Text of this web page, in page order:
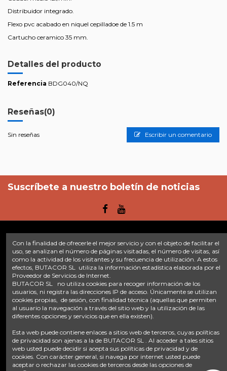
Distribuidor integrado.
Flexo pvc acabado en niquel cepilladoe de 1.5 m
Cartucho ceramico 35 mm.
Detalles del producto
Referencia BDG040/NQ
Reseñas(0)
Sin reseñas Escribir un comentario
Suscríbete a nuestro boletín de noticias
Enlaces
Inicio Sobre nosotros Contacte con nosotros
Aviso legal
Política de privacidad
Tratamiento de datos
Términos y condiciones
Plazos de envío
Contáctanos
638 28 57 85
info@fontacor.com
Con la finalidad de ofrecerle el mejor servicio y con el objeto de facilitar el
uso, se analizan el número de páginas visitadas, el número de visitas, así
como la actividad de los visitantes y su frecuencia de utilización. A estos
efectos, BUTACOR SL utiliza la información estadística elaborada por el
Proveedor de Servicios de Internet.
BUTACOR SL no utiliza cookies para recoger información de los
usuarios, ni registra las direcciones IP de acceso. Únicamente se utilizan
cookies propias, de sesión, con finalidad técnica (aquellas que permiten
al usuario la navegación a través del sitio web y la utilización de las
diferentes opciones y servicios que en ella existen).
Esta web puede contiene enlaces a sitios web de terceros, cuyas políticas
de privacidad son ajenas a la de BUTACOR SL . Al acceder a tales sitios
web usted puede decidir si acepta sus políticas de privacidad y de
cookies. Con carácter general, si navega por internet usted puede
aceptar o rechazar las cookies de terceros desde las opciones de